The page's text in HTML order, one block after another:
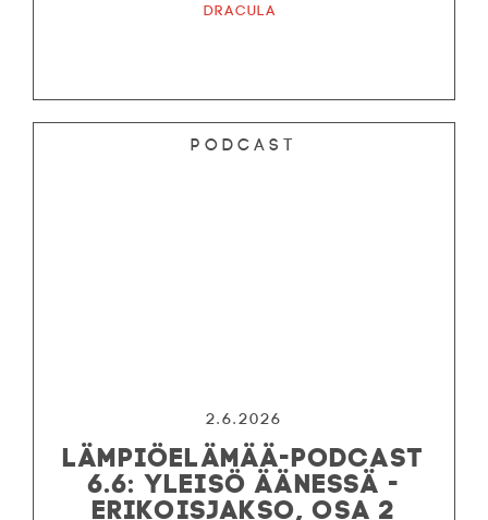
Dracula
Podcast
2.6.2026
LÄMPIÖELÄMÄÄ-PODCAST
6.6: YLEISÖ ÄÄNESSÄ -
ERIKOISJAKSO, OSA 2